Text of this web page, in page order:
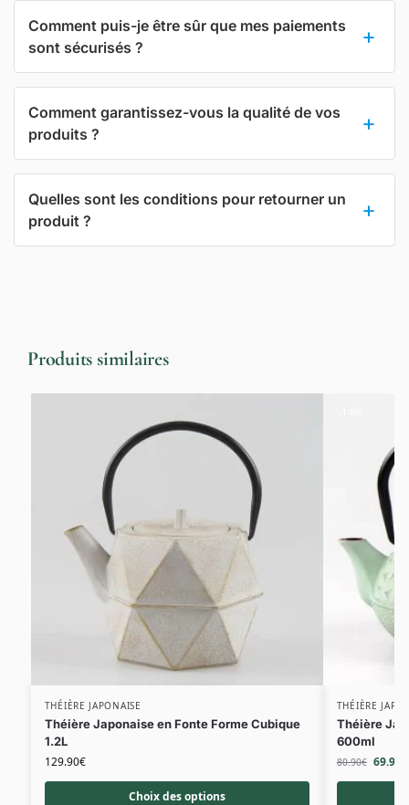
Comment puis-je être sûr que mes paiements
sont sécurisés ?
Comment garantissez-vous la qualité de vos
produits ?
Quelles sont les conditions pour retourner un
produit ?
Produits similaires
THÉIÈRE JAPONAISE
Théière Japonaise en Fonte Forme Cubique
1.2L
129.90€
Choix des options
THÉIÈRE
Théière
600ml
80.90€ 69.90